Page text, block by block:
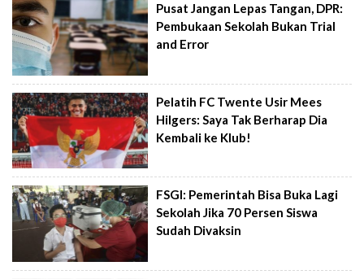
Pusat Jangan Lepas Tangan, DPR:
Pembukaan Sekolah Bukan Trial
and Error
Pelatih FC Twente Usir Mees
Hilgers: Saya Tak Berharap Dia
Kembali ke Klub!
FSGI: Pemerintah Bisa Buka Lagi
Sekolah Jika 70 Persen Siswa
Sudah Divaksin